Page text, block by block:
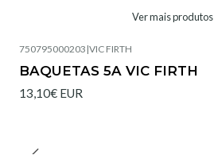
Ver mais produtos
750795000203 |VIC FIRTH
BAQUETAS 5A VIC FIRTH
13,10€ EUR